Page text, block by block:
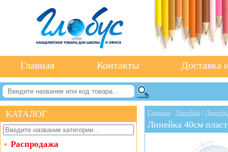
Главная Контакты Доставка
КАТАЛОГ
Распродажа
Главная / Линейки /
Линейка 40см